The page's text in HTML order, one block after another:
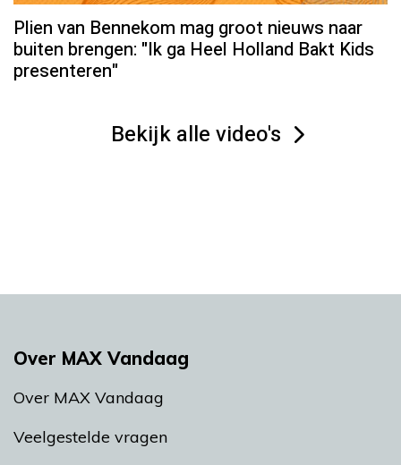
Plien van Bennekom mag groot nieuws naar
buiten brengen: "Ik ga Heel Holland Bakt Kids
presenteren"
Bekijk alle video's
Over MAX Vandaag
Over MAX Vandaag
Veelgestelde vragen